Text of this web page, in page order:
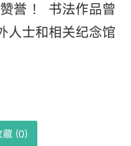
誉 ！ 书法作品曾
人士和相关纪念馆
藏 (0)